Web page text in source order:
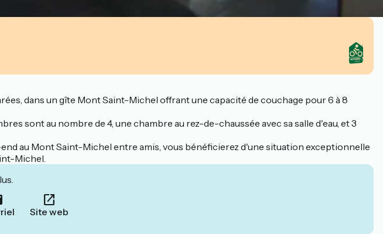
dans un gîte Mont Saint-Michel offrant une capacité de couchage pour 6 à 8
sont au nombre de 4, une chambre au rez-de-chaussée avec sa salle d'eau, et 3
au Mont Saint-Michel entre amis, vous bénéficierez d'une situation exceptionnelle
Michel.
Site web